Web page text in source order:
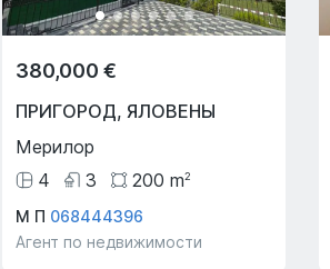
380,000 €
ПРИГОРОД, ЯЛОВЕНЫ
Мерилор
4
3 200 m2
М П 068444396
Агент по недвижимости